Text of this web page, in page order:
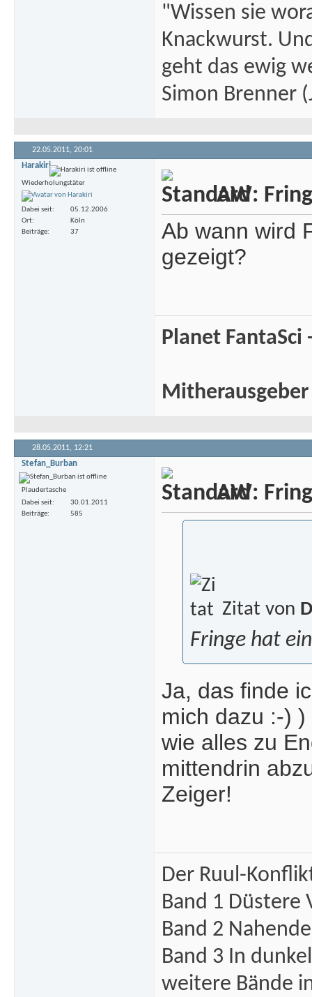
"Wissen sie
Knackwurst.
geht das ewig
Simon Brenner
22.05.2011, 20:01
Harakiri
Wiederholungstäter
Dabei seit
05.12.2006
Ort
Köln
Beiträge
37
AW:
Ab wann wird
gezeigt?
Planet
Mitherausgeber
28.05.2011, 12:21
Stefan_Burban
Plaudertasche
Dabei seit
30.01.2011
Beiträge
585
AW:
Zitat von
Fringe hat
Ja, das finde
mich dazu :-)
wie alles zu
mittendrin
Zeiger!
Der Ruul-
Band 1 Düstere
Band 2
Band 3 In
weitere Bände